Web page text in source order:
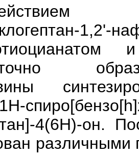
4(6H)-он.
различными